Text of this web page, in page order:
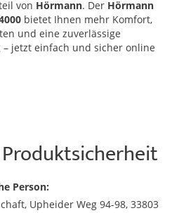
von Hörmann. Der Hörmann
bietet Ihnen mehr Komfort,
und eine zuverlässige
– jetzt einfach und sicher online
Person:
Upheider Weg 94-98, 33803